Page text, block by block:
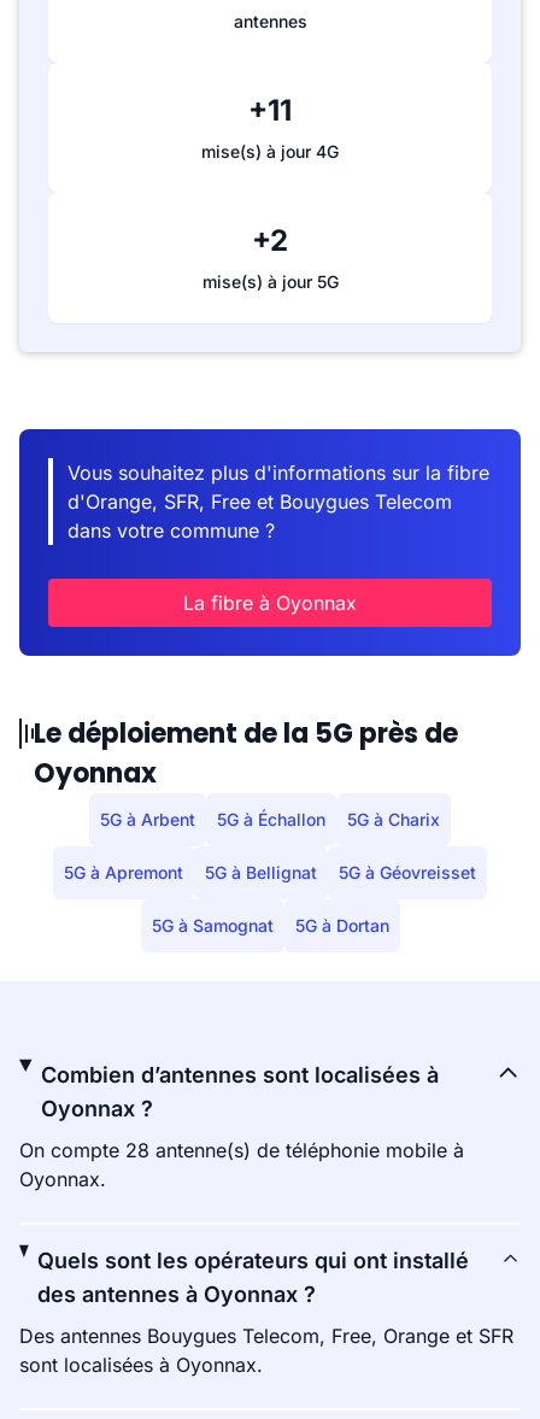
antennes
+11
mise(s) à jour 4G
+2
mise(s) à jour 5G
Vous souhaitez plus d'informations sur la fibre
d'Orange, SFR, Free et Bouygues Telecom
dans votre commune ?
La fibre à Oyonnax
Le déploiement de la 5G près de
Oyonnax
5G à Arbent 5G à Échallon 5G à Charix
5G à Apremont 5G à Bellignat 5G à Géovreisset
5G à Samognat 5G à Dortan
Combien d’antennes sont localisées à
Oyonnax ?
On compte 28 antenne(s) de téléphonie mobile à
Oyonnax.
Quels sont les opérateurs qui ont installé
des antennes à Oyonnax ?
Des antennes Bouygues Telecom, Free, Orange et SFR
sont localisées à Oyonnax.